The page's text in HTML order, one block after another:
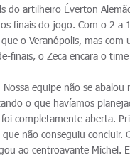
do artilheiro Éverton
finais do jogo. Com o 2 a
o Veranópolis, mas
finais, o Zeca encara o
equipe não se
o que havíamos
completamente aberta.
não conseguiu
ao centroavante